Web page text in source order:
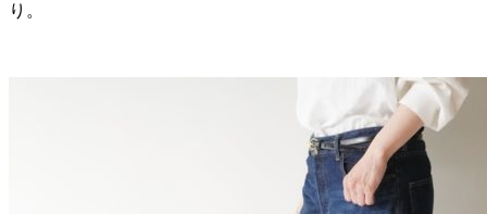
り。